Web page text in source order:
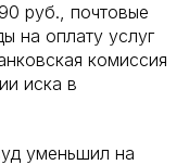
руб., почтовые
на оплату услуг
комиссия
иска в
уменьшил на